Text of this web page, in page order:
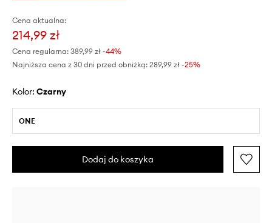
Cena aktualna:
214,99 zł
Cena regularna: 389,99 zł -44%
Najniższa cena z 30 dni przed obniżką: 289,99 zł -25%
Kolor: czarny
ONE
Dodaj do koszyka